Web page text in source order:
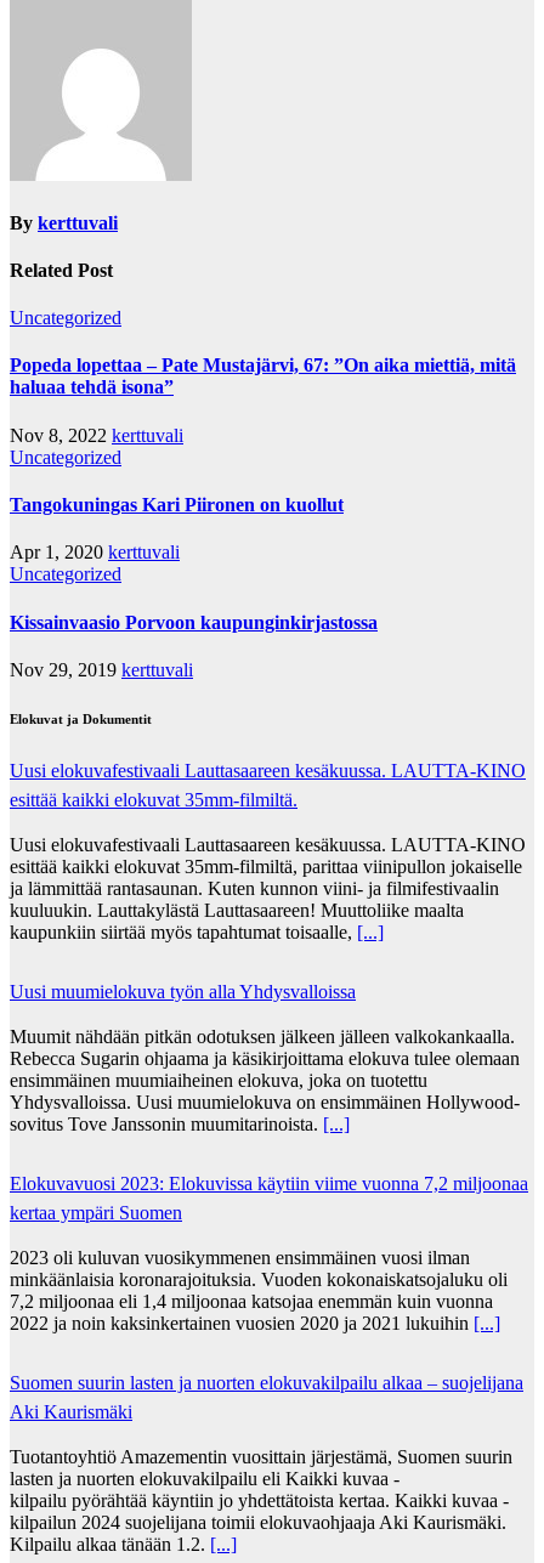
By kerttuvali
Related Post
Uncategorized
Popeda lopettaa – Pate Mustajärvi, 67: ”On aika miettiä, mitä
haluaa tehdä isona”
Nov 8, 2022 kerttuvali
Uncategorized
Tangokuningas Kari Piironen on kuollut
Apr 1, 2020 kerttuvali
Uncategorized
Kissainvaasio Porvoon kaupunginkirjastossa
Nov 29, 2019 kerttuvali
Elokuvat ja Dokumentit
Uusi elokuvafestivaali Lauttasaareen kesäkuussa. LAUTTA-KINO
esittää kaikki elokuvat 35mm-filmiltä.
Uusi elokuvafestivaali Lauttasaareen kesäkuussa. LAUTTA-KINO
esittää kaikki elokuvat 35mm-filmiltä, parittaa viinipullon jokaiselle
ja lämmittää rantasaunan. Kuten kunnon viini- ja filmifestivaalin
kuuluukin. Lauttakylästä Lauttasaareen! Muuttoliike maalta
kaupunkiin siirtää myös tapahtumat toisaalle, [...]
Uusi muumielokuva työn alla Yhdysvalloissa
Muumit nähdään pitkän odotuksen jälkeen jälleen valkokankaalla.
Rebecca Sugarin ohjaama ja käsikirjoittama elokuva tulee olemaan
ensimmäinen muumiaiheinen elokuva, joka on tuotettu
Yhdysvalloissa. Uusi muumielokuva on ensimmäinen Hollywood-
sovitus Tove Janssonin muumitarinoista. [...]
Elokuvavuosi 2023: Elokuvissa käytiin viime vuonna 7,2 miljoonaa
kertaa ympäri Suomen
2023 oli kuluvan vuosikymmenen ensimmäinen vuosi ilman
minkäänlaisia koronarajoituksia. Vuoden kokonaiskatsojaluku oli
7,2 miljoonaa eli 1,4 miljoonaa katsojaa enemmän kuin vuonna
2022 ja noin kaksinkertainen vuosien 2020 ja 2021 lukuihin [...]
Suomen suurin lasten ja nuorten elokuvakilpailu alkaa – suojelijana
Aki Kaurismäki
Tuotantoyhtiö Amazementin vuosittain järjestämä, Suomen suurin
lasten ja nuorten elokuvakilpailu eli Kaikki kuvaa -
kilpailu pyörähtää käyntiin jo yhdettätoista kertaa. Kaikki kuvaa -
kilpailun 2024 suojelijana toimii elokuvaohjaaja Aki Kaurismäki.
Kilpailu alkaa tänään 1.2. [...]